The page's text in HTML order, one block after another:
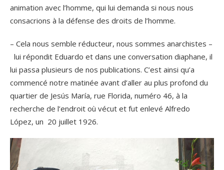
animation avec l’homme, qui lui demanda si nous nous
consacrions à la défense des droits de l’homme.
– Cela nous semble réducteur, nous sommes anarchistes –
lui répondit Eduardo et dans une conversation diaphane, il
lui passa plusieurs de nos publications. C’est ainsi qu’a
commencé notre matinée avant d’aller au plus profond du
quartier de Jesús María, rue Florida, numéro 46, à la
recherche de l’endroit où vécut et fut enlevé Alfredo
López, un 20 juillet 1926.